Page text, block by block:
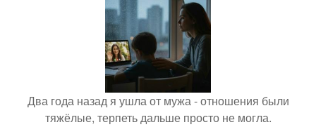
Два года назад я ушла от мужа - отношения были
тяжёлые, терпеть дальше просто не могла.